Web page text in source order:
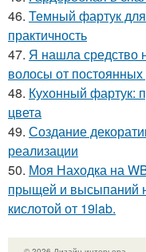
46. Темный фартук
практичность
47. Я нашла средство
волосы от
48. Кухонный фартук:
цвета
49. Создание
реализации
50. Моя Находка на
прыщей и высыпаний
кислотой от 19lab.